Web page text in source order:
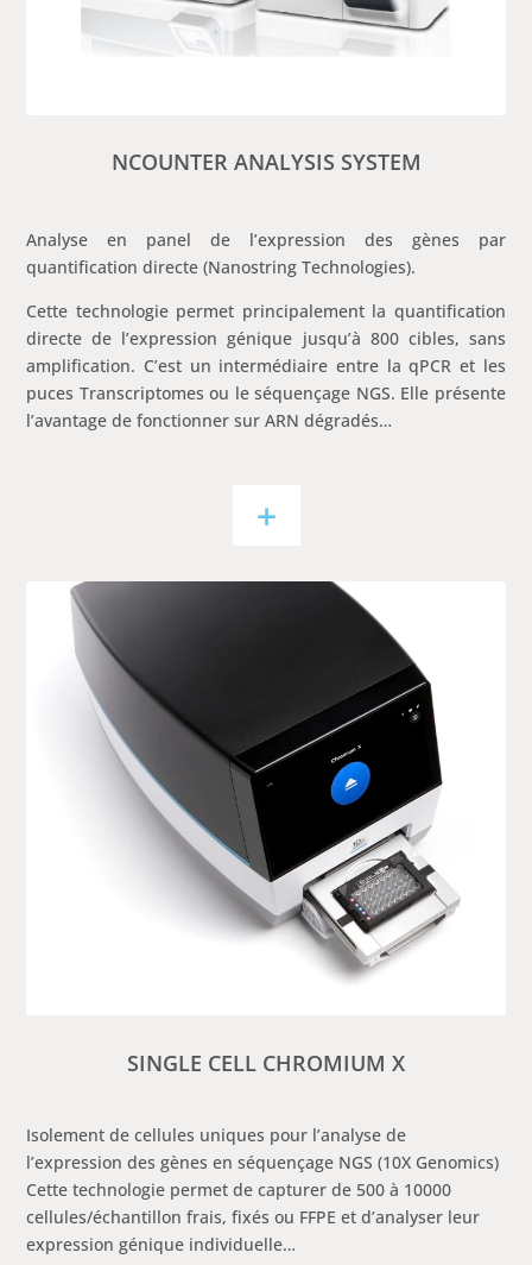
NCOUNTER ANALYSIS SYSTEM
Analyse en panel de l’expression des gènes par
quantification directe (Nanostring Technologies).
Cette technologie permet principalement la quantification
directe de l’expression génique jusqu’à 800 cibles, sans
amplification. C’est un intermédiaire entre la qPCR et les
puces Transcriptomes ou le séquençage NGS. Elle présente
l’avantage de fonctionner sur ARN dégradés…
+
SINGLE CELL CHROMIUM X
Isolement de cellules uniques pour l’analyse de
l’expression des gènes en séquençage NGS (10X Genomics)
Cette technologie permet de capturer de 500 à 10000
cellules/échantillon frais, fixés ou FFPE et d’analyser leur
expression génique individuelle…